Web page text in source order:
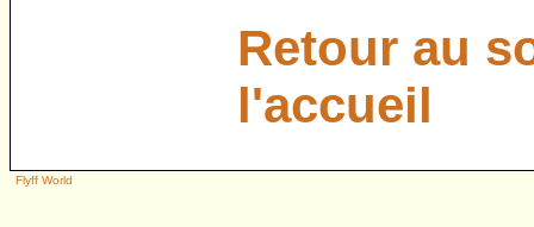
Retour au
l'accueil
Flyff World